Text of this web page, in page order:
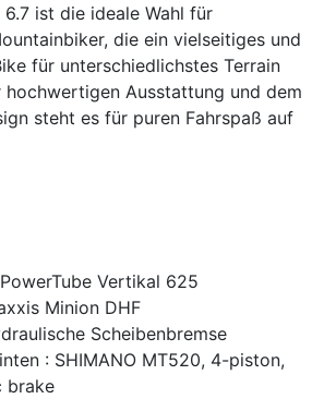
6.7 ist die ideale Wahl für
die ein vielseitiges und
für unterschiedlichstes Terrain
hochwertigen Ausstattung und dem
steht es für puren Fahrspaß auf
Vertikal 625
Minion DHF
Scheibenbremse
: SHIMANO MT520, 4-piston,
brake